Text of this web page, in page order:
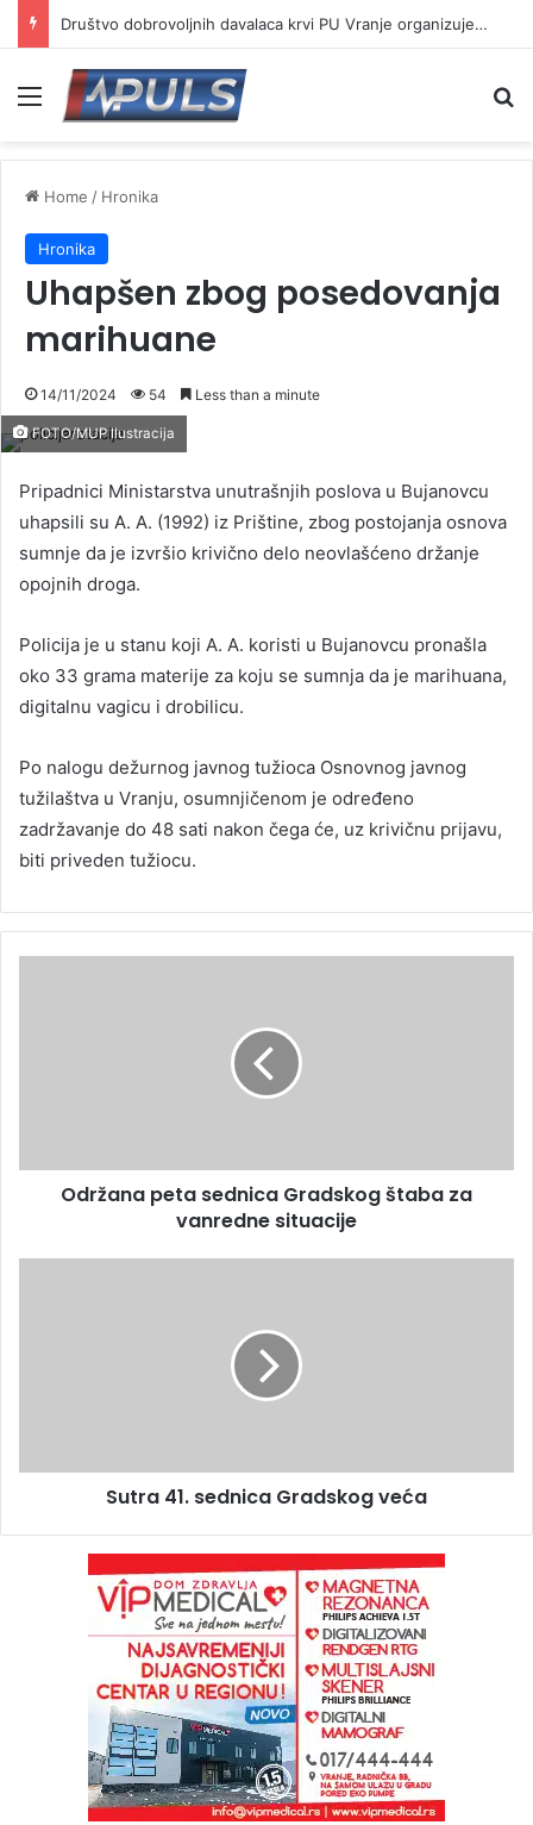
Društvo dobrovoljnih davalaca krvi PU Vranje organizuje akciju na Besnoj kobili
Menu
Home / Hronika
Hronika
Uhapšen zbog posedovanja
marihuane
14/11/2024 54 Less than a minute
FOTO/MUP Ilustracija
Pripadnici Ministarstva unutrašnjih poslova u Bujanovcu
uhapsili su A. A. (1992) iz Prištine, zbog postojanja osnova
sumnje da je izvršio krivično delo neovlašćeno držanje
opojnih droga.
Policija je u stanu koji A. A. koristi u Bujanovcu pronašla
oko 33 grama materije za koju se sumnja da je marihuana,
digitalnu vagicu i drobilicu.
Po nalogu dežurnog javnog tužioca Osnovnog javnog
tužilaštva u Vranju, osumnjičenom je određeno
zadržavanje do 48 sati nakon čega će, uz krivičnu prijavu,
biti priveden tužiocu.
Održana peta sednica Gradskog štaba za
vanredne situacije
Sutra 41. sednica Gradskog veća